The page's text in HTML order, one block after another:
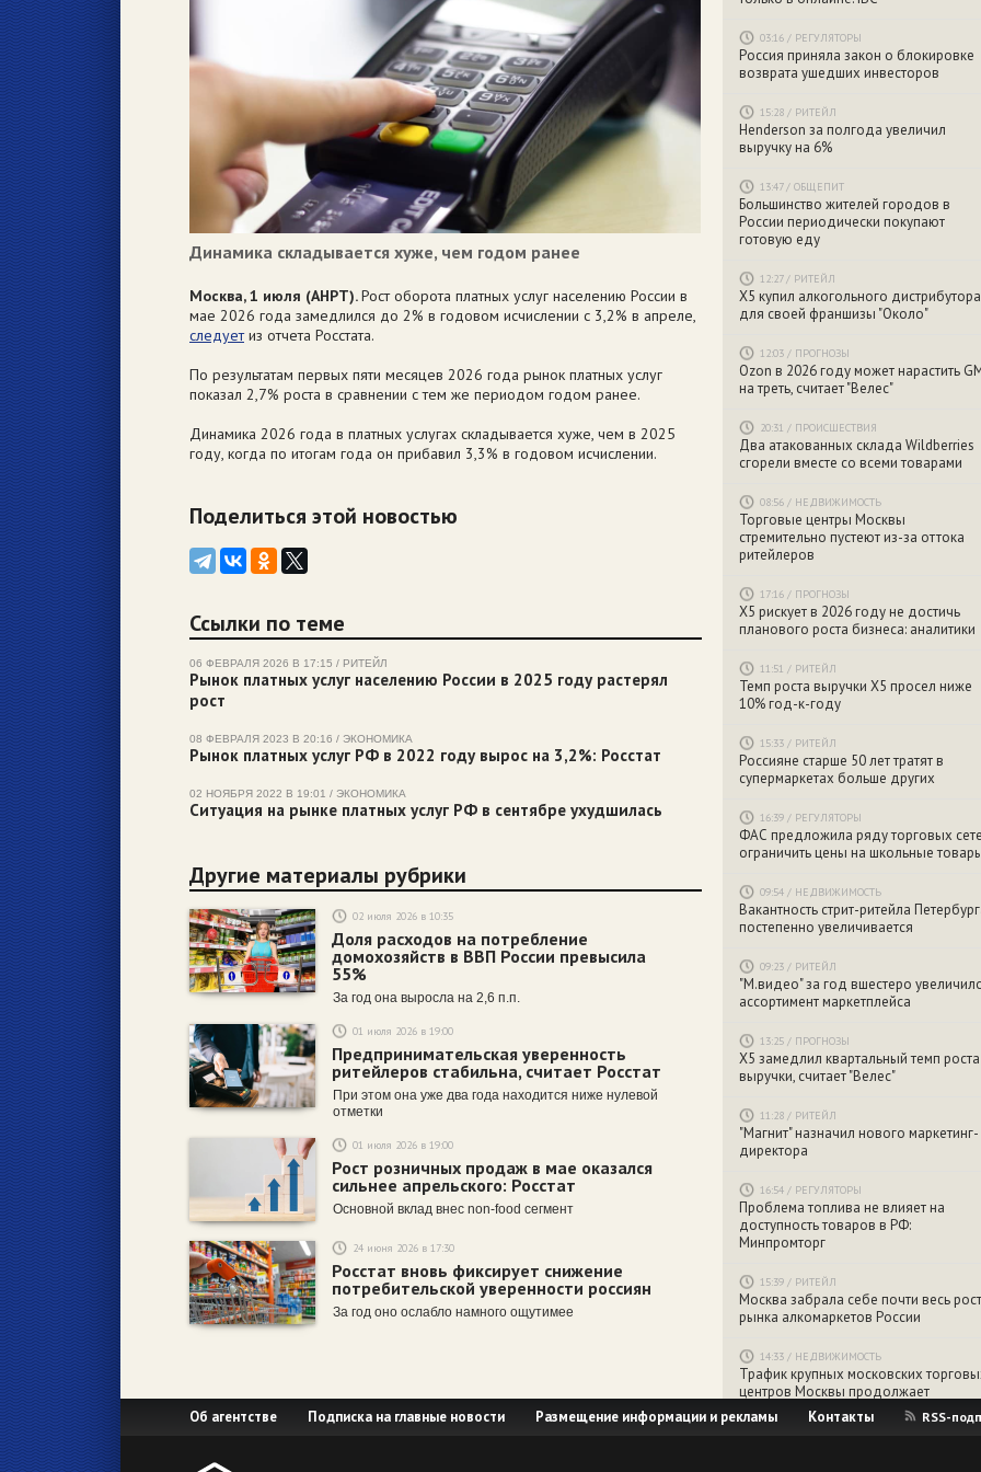
Динамика складывается хуже, чем годом ранее
Москва, 1 июля (АНРТ).Рост оборота платных услуг населению России в
мае 2026 года замедлился до 2% в годовом исчислении с 3,2% в апреле,
следуетиз отчета Росстата.
По результатам первых пяти месяцев 2026 года рынок платных услуг
показал 2,7% роста в сравнении с тем же периодом годом ранее.
Динамика 2026 года в платных услугах складывается хуже, чем в 2025
году, когда по итогам года он прибавил 3,3% в годовом исчислении.
Поделиться этой новостью
Ссылки по теме
06 ФЕВРАЛЯ 2026 В 17:15 / РИТЕЙЛ
Рынок платных услуг населению России в 2025 году растерял
рост
08 ФЕВРАЛЯ 2023 В 20:16 / ЭКОНОМИКА
Рынок платных услуг РФ в 2022 году вырос на 3,2%: Росстат
02 НОЯБРЯ 2022 В 19:01 / ЭКОНОМИКА
Ситуация на рынке платных услуг РФ в сентябре ухудшилась
Другие материалы рубрики
02 июля 2026 в 10:35
Доля расходов на потребление
домохозяйств в ВВП России превысила
55%
За год она выросла на 2,6 п.п.
01 июля 2026 в 19:00
Предпринимательская уверенность
ритейлеров стабильна, считает Росстат
При этом она уже два года находится ниже нулевой
отметки
01 июля 2026 в 19:00
Рост розничных продаж в мае оказался
сильнее апрельского: Росстат
Основной вклад внес non-food сегмент
24 июня 2026 в 17:30
Росстат вновь фиксирует снижение
потребительской уверенности россиян
За год оно ослабло намного ощутимее
03:16 / РЕГУЛЯТОРЫ
Россия приняла закон о блокировке
возврата ушедших инвесторов
15:28 / РИТЕЙЛ
Henderson за полгода увеличил
выручку на 6%
13:47/ ОБЩЕПИТ
Большинство жителей городов в
России периодически покупают
готовую еду
12:27/ РИТЕЙЛ
X5 купил алкогольного дистрибутора
для своей франшизы "Около"
12:03 / ПРОГНОЗЫ
Ozon в 2026 году может нарастить
на треть, считает "Велес"
20:31 / ПРОИСШЕСТВИЯ
Два атакованных склада Wildberries
сгорели вместе со всеми товарами
08:56 / НЕДВИЖИМОСТЬ
Торговые центры Москвы
стремительно пустеют из-за оттока
ритейлеров
17:16 / ПРОГНОЗЫ
X5 рискует в 2026 году не достичь
планового роста бизнеса: аналитики
11:51 / РИТЕЙЛ
Темп роста выручки X5 просел ниже
10% год-к-году
15:33 / РИТЕЙЛ
Россияне старше 50 лет тратят в
супермаркетах больше других
16:39 / РЕГУЛЯТОРЫ
ФАС предложила ряду торговых
ограничить цены на школьные
09:54 / НЕДВИЖИМОСТЬ
Вакантность стрит-ритейла
постепенно увеличивается
09:23 / РИТЕЙЛ
"М.видео" за год вшестеро
ассортимент маркетплейса
13:25 / ПРОГНОЗЫ
X5 замедлил квартальный темп роста
выручки, считает "Велес"
11:28 / РИТЕЙЛ
"Магнит" назначил нового маркетинг-
директора
16:54 / РЕГУЛЯТОРЫ
Проблема топлива не влияет на
доступность товаров в РФ:
Минпромторг
15:39 / РИТЕЙЛ
Москва забрала себе почти весь рост
рынка алкомаркетов России
14:33 / НЕДВИЖИМОСТЬ
Трафик крупных московских
центров Москвы продолжает
Об агентстве Подписка на главные новости Размещение информации и рекламы Контакты RSS-